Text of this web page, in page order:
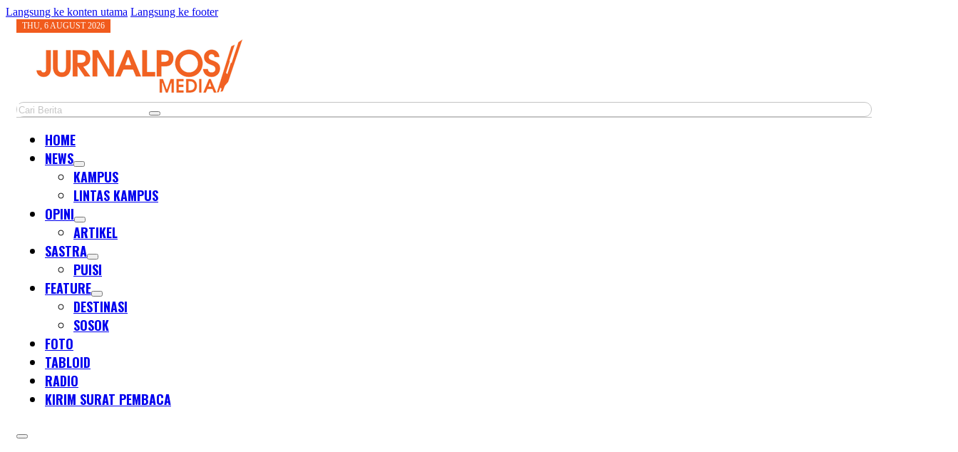
Langsung ke konten utama Langsung ke footer
THU, 6 AUGUST 2026
Cari
HOME
NEWS
KAMPUS
LINTAS KAMPUS
OPINI
ARTIKEL
SASTRA
PUISI
FEATURE
DESTINASI
SOSOK
FOTO
TABLOID
RADIO
KIRIM SURAT PEMBACA